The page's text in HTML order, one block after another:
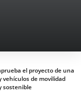
el proyecto de una
vehículos de movilidad
sostenible